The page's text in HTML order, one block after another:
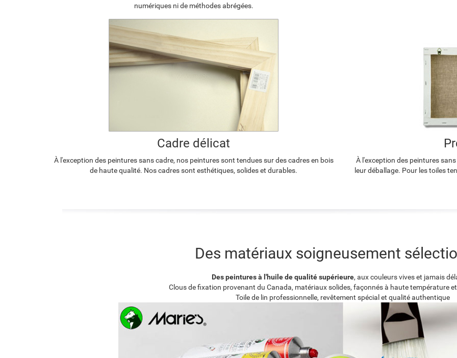
numériques ni de méthodes abrégées.
Cadre délicat
À l'exception des peintures sans cadre, nos peintures sont tendues sur des cadres en bois
de haute qualité. Nos cadres sont esthétiques, solides et durables.
À l'exception des peintures
leur déballage. Pour les toiles
Des matériaux soigneusement
Des peintures à l'huile de qualité supérieure, aux couleurs vives et jamais
Clous de fixation provenant du Canada, matériaux solides, façonnés à haute température
Toile de lin professionnelle, revêtement spécial et qualité authentique